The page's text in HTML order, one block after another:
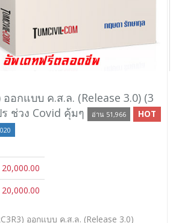
ออกแบบ ค.ส.ล. (Release 3.0) (3
ช่วง Covid คุ้มๆ
อ่าน 51,966 HOT
20,000.00
20,000.00
ออกแบบ ค.ส.ล. (Release 3.0)